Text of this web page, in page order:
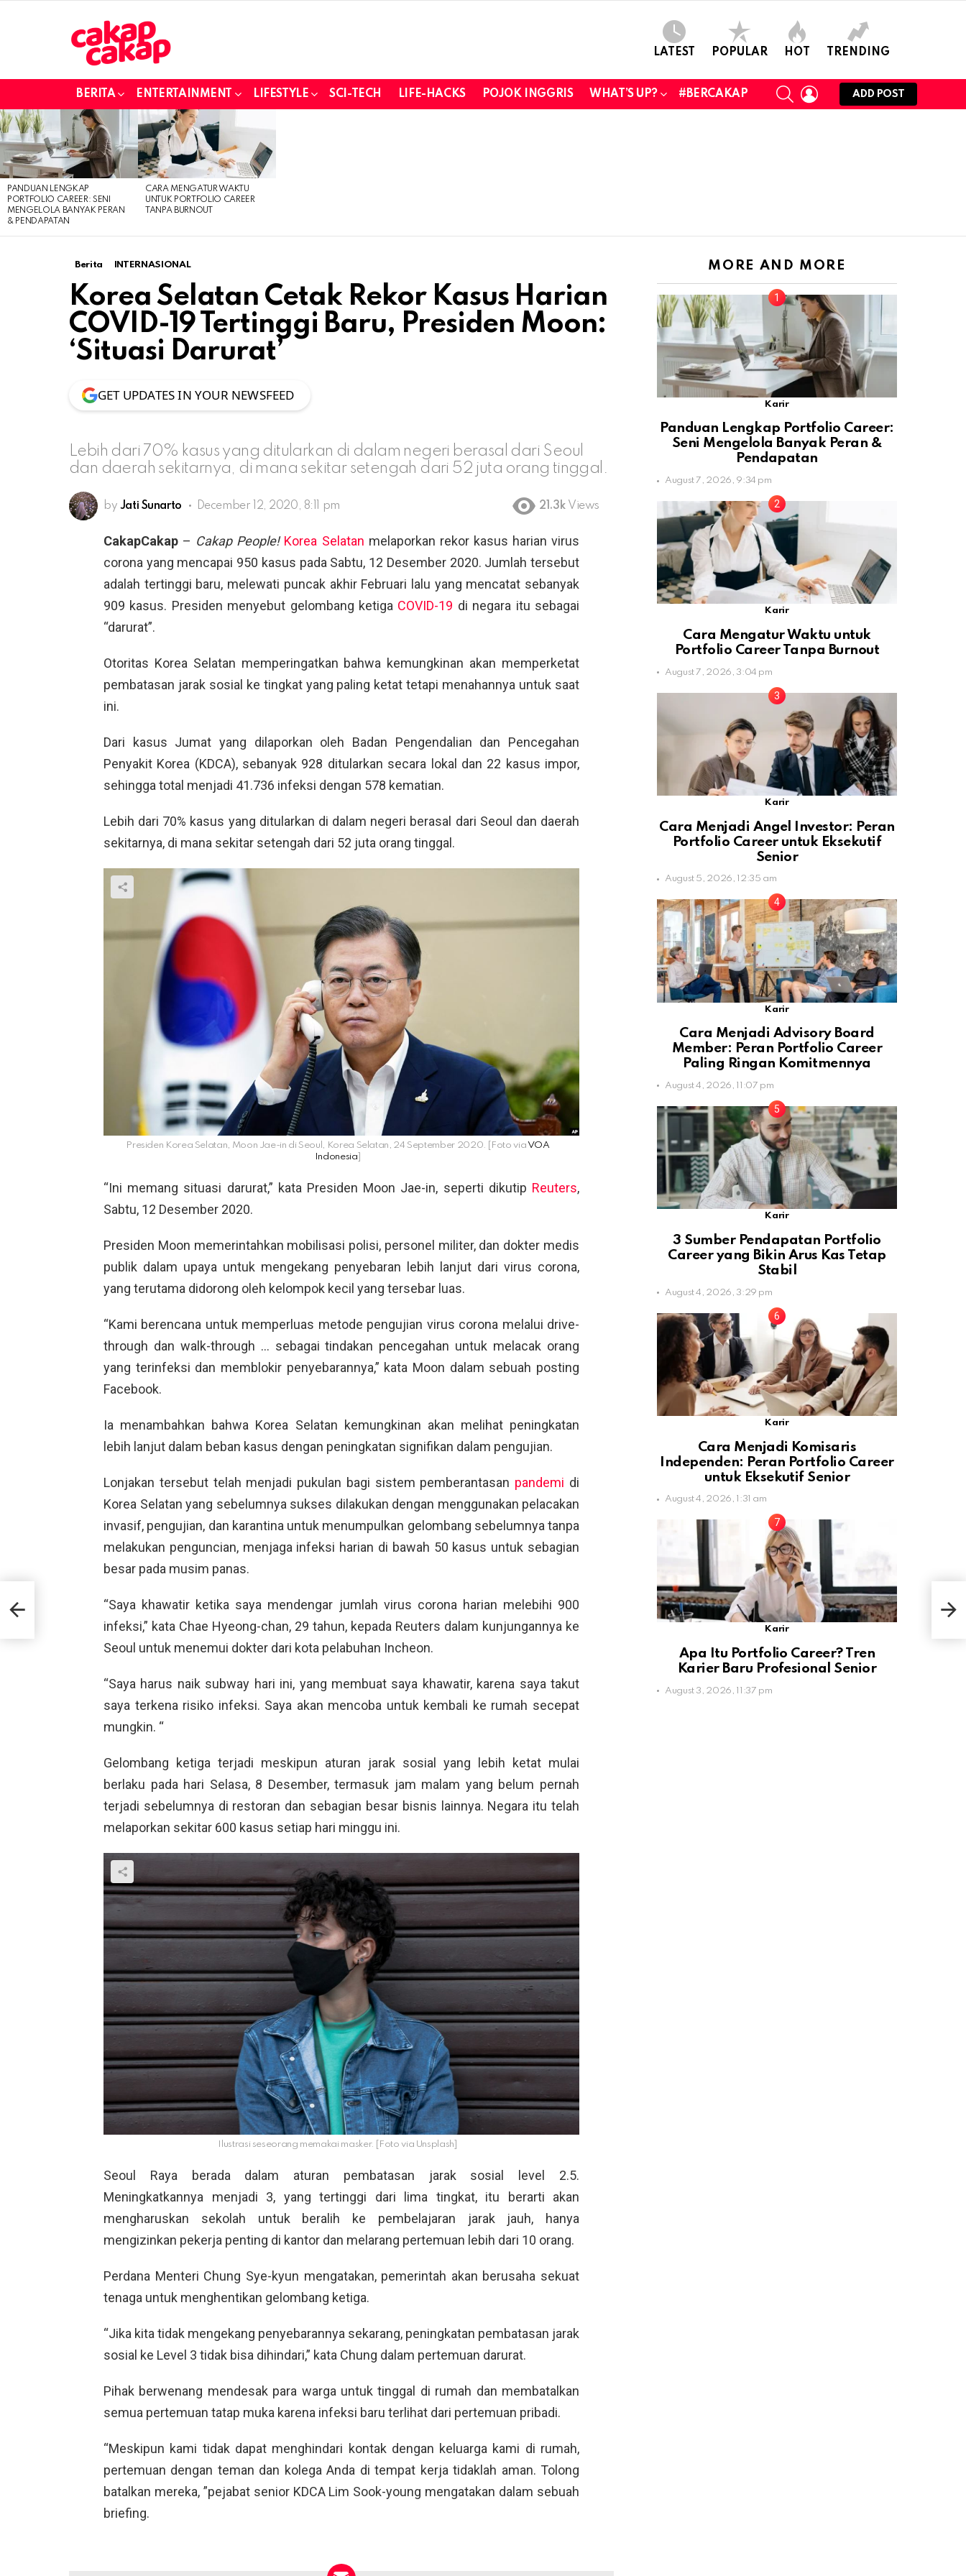
LATEST POPULAR HOT TRENDING
BERITA ENTERTAINMENT LIFESTYLE SCI-TECH LIFE-HACKS POJOK INGGRIS WHAT’S UP? #BERCAKAP
SEARCHLOGIN
ADD POST
LATEST
STORIES
PANDUAN LENGKAP
PORTFOLIO CAREER: SENI
MENGELOLA BANYAK PERAN
& PENDAPATAN
CARA MENGATUR WAKTU
UNTUK PORTFOLIO CAREER
TANPA BURNOUT
Berita INTERNASIONAL
Korea Selatan Cetak Rekor Kasus Harian
COVID-19 Tertinggi Baru, Presiden Moon:
‘Situasi Darurat’
GET UPDATES IN YOUR NEWSFEED
Lebih dari 70% kasus yang ditularkan di dalam negeri berasal dari Seoul
dan daerah sekitarnya, di mana sekitar setengah dari 52 juta orang tinggal.
by Jati Sunarto December 12, 2020, 8:11 pm 21.3k Views
CakapCakap – Cakap People! Korea Selatan melaporkan rekor kasus harian virus
corona yang mencapai 950 kasus pada Sabtu, 12 Desember 2020. Jumlah tersebut
adalah tertinggi baru, melewati puncak akhir Februari lalu yang mencatat sebanyak
909 kasus. Presiden menyebut gelombang ketiga COVID-19 di negara itu sebagai
“darurat”.
Otoritas Korea Selatan memperingatkan bahwa kemungkinan akan memperketat
pembatasan jarak sosial ke tingkat yang paling ketat tetapi menahannya untuk saat
ini.
Dari kasus Jumat yang dilaporkan oleh Badan Pengendalian dan Pencegahan
Penyakit Korea (KDCA), sebanyak 928 ditularkan secara lokal dan 22 kasus impor,
sehingga total menjadi 41.736 infeksi dengan 578 kematian.
Lebih dari 70% kasus yang ditularkan di dalam negeri berasal dari Seoul dan daerah
sekitarnya, di mana sekitar setengah dari 52 juta orang tinggal.
Presiden Korea Selatan, Moon Jae-in di Seoul, Korea Selatan, 24 September 2020. [Foto viaVOA
Indonesia
“Ini memang situasi darurat,” kata Presiden Moon Jae-in, seperti dikutip Reuters,
Sabtu, 12 Desember 2020.
Presiden Moon memerintahkan mobilisasi polisi, personel militer, dan dokter medis
publik dalam upaya untuk mengekang penyebaran lebih lanjut dari virus corona,
yang terutama didorong oleh kelompok kecil yang tersebar luas.
“Kami berencana untuk memperluas metode pengujian virus corona melalui drive-
through dan walk-through … sebagai tindakan pencegahan untuk melacak orang
yang terinfeksi dan memblokir penyebarannya,” kata Moon dalam sebuah posting
Facebook.
Ia menambahkan bahwa Korea Selatan kemungkinan akan melihat peningkatan
lebih lanjut dalam beban kasus dengan peningkatan signifikan dalam pengujian.
Lonjakan tersebut telah menjadi pukulan bagi sistem pemberantasan pandemi di
Korea Selatan yang sebelumnya sukses dilakukan dengan menggunakan pelacakan
invasif, pengujian, dan karantina untuk menumpulkan gelombang sebelumnya tanpa
melakukan penguncian, menjaga infeksi harian di bawah 50 kasus untuk sebagian
besar pada musim panas.
“Saya khawatir ketika saya mendengar jumlah virus corona harian melebihi 900
infeksi,” kata Chae Hyeong-chan, 29 tahun, kepada Reuters dalam kunjungannya ke
Seoul untuk menemui dokter dari kota pelabuhan Incheon.
“Saya harus naik subway hari ini, yang membuat saya khawatir, karena saya takut
saya terkena risiko infeksi. Saya akan mencoba untuk kembali ke rumah secepat
mungkin. “
Gelombang ketiga terjadi meskipun aturan jarak sosial yang lebih ketat mulai
berlaku pada hari Selasa, 8 Desember, termasuk jam malam yang belum pernah
terjadi sebelumnya di restoran dan sebagian besar bisnis lainnya. Negara itu telah
melaporkan sekitar 600 kasus setiap hari minggu ini.
Ilustrasi seseorang memakai masker. [Foto via Unsplash]
Seoul Raya berada dalam aturan pembatasan jarak sosial level 2.5.
Meningkatkannya menjadi 3, yang tertinggi dari lima tingkat, itu berarti akan
mengharuskan sekolah untuk beralih ke pembelajaran jarak jauh, hanya
mengizinkan pekerja penting di kantor dan melarang pertemuan lebih dari 10 orang.
Perdana Menteri Chung Sye-kyun mengatakan, pemerintah akan berusaha sekuat
tenaga untuk menghentikan gelombang ketiga.
“Jika kita tidak mengekang penyebarannya sekarang, peningkatan pembatasan jarak
sosial ke Level 3 tidak bisa dihindari,” kata Chung dalam pertemuan darurat.
Pihak berwenang mendesak para warga untuk tinggal di rumah dan membatalkan
semua pertemuan tatap muka karena infeksi baru terlihat dari pertemuan pribadi.
“Meskipun kami tidak dapat menghindari kontak dengan keluarga kami di rumah,
pertemuan dengan teman dan kolega Anda di tempat kerja tidaklah aman. Tolong
batalkan mereka, ”pejabat senior KDCA Lim Sook-young mengatakan dalam sebuah
briefing.
MORE AND MORE
Karir
Panduan Lengkap Portfolio Career:
Seni Mengelola Banyak Peran &
Pendapatan
August 7, 2026, 9:34 pm
Karir
Cara Mengatur Waktu untuk
Portfolio Career Tanpa Burnout
August 7, 2026, 3:04 pm
Karir
Cara Menjadi Angel Investor: Peran
Portfolio Career untuk Eksekutif
Senior
August 5, 2026, 12:35 am
Karir
Cara Menjadi Advisory Board
Member: Peran Portfolio Career
Paling Ringan Komitmennya
August 4, 2026, 11:07 pm
Karir
3 Sumber Pendapatan Portfolio
Career yang Bikin Arus Kas Tetap
Stabil
August 4, 2026, 3:29 pm
Karir
Cara Menjadi Komisaris
Independen: Peran Portfolio Career
untuk Eksekutif Senior
August 4, 2026, 1:31 am
Karir
Apa Itu Portfolio Career? Tren
Karier Baru Profesional Senior
August 3, 2026, 11:37 pm
AS